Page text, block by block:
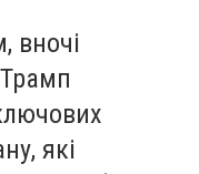
вночі
які